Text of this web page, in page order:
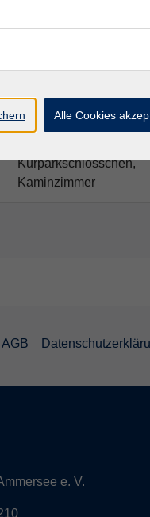
Kaminzimmer
Herrsching,
Kaminzimmer
Kurparkschlösschen,
Kaminzimmer
AGB
e. V.
Alle Cookies